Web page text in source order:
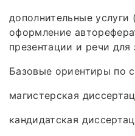
дополнительные услуги
оформление
презентации и речи
Базовые ориентиры по
магистерская
кандидатская